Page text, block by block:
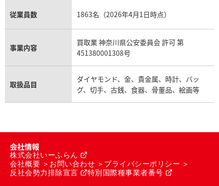
従業員数 1863名（2026年4月1日時点）
事業内容
買取業 神奈川県公安委員会 許可 第
451380001308号
取扱品目
ダイヤモンド、金、貴金属、時計、バッ
グ、切手、古銭、食器、骨董品、絵画等
会社情報
株式会社いーふらん
会社概要
お問い合わせ
プライバシーポリシー
反社会勢力排除宣言
特別国際種事業者番号